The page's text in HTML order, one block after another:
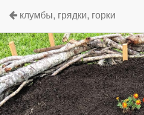
клумбы, грядки, горки